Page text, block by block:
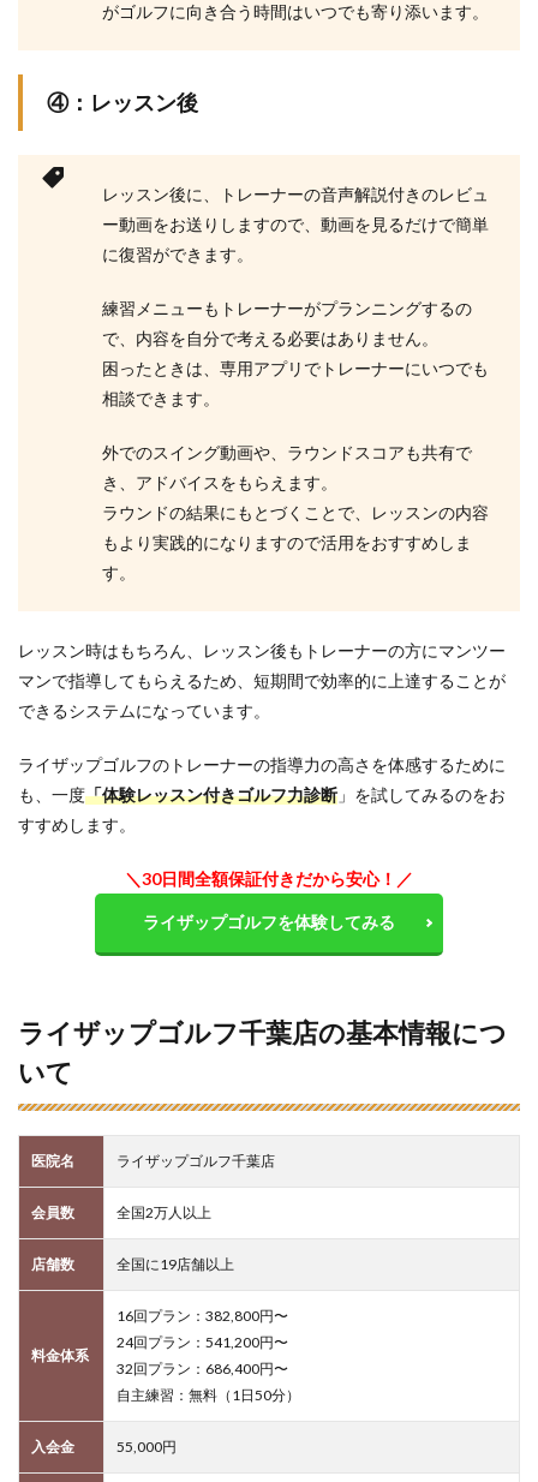
がゴルフに向き合う時間はいつでも寄り添います。
④：レッスン後
レッスン後に、トレーナーの音声解説付きのレビュ
ー動画をお送りしますので、動画を見るだけで簡単
に復習ができます。
練習メニューもトレーナーがプランニングするの
で、内容を自分で考える必要はありません。
困ったときは、専用アプリでトレーナーにいつでも
相談できます。
外でのスイング動画や、ラウンドスコアも共有で
き、アドバイスをもらえます。
ラウンドの結果にもとづくことで、レッスンの内容
もより実践的になりますので活用をおすすめしま
す。
レッスン時はもちろん、レッスン後もトレーナーの方にマンツー
マンで指導してもらえるため、短期間で効率的に上達することが
できるシステムになっています。
ライザップゴルフのトレーナーの指導力の高さを体感するために
も、一度「体験レッスン付きゴルフ力診断 」を試してみるのをお
すすめします。
＼30日間全額保証付きだから安心！／
ライザップゴルフを体験してみる
ライザップゴルフ千葉店の基本情報につ
いて
医院名 ライザップゴルフ千葉店
会員数 全国2万人以上
店舗数 全国に19店舗以上
料金体系
16回プラン：382,800円〜
24回プラン：541,200円〜
32回プラン：686,400円〜
自主練習：無料（1日50分）
入会金 55,000円